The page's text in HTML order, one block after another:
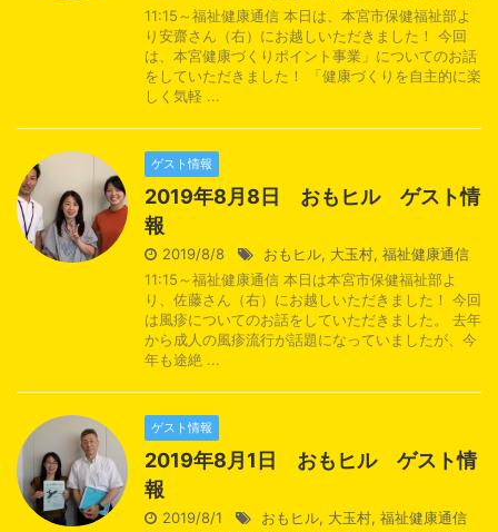
11:15～福祉健康通信 本日は、本宮市保健福祉部よ
り安齋さん（右）にお越しいただきました！ 今回
は、本宮健康づくりポイント事業」についてのお話
をしていただきました！ 「健康づくりを自主的に楽
しく気軽 ...
ゲスト情報
2019年8月8日 おもヒル ゲスト情
報
2019/8/8 おもヒル, 大玉村, 福祉健康通信
11:15～福祉健康通信 本日は本宮市保健福祉部よ
り、佐藤さん（右）にお越しいただきました！ 今回
は風疹についてのお話をしていただきました。 去年
から成人の風疹流行が話題になっていましたが、今
年も途絶 ...
ゲスト情報
2019年8月1日 おもヒル ゲスト情
報
2019/8/1 おもヒル, 大玉村, 福祉健康通信